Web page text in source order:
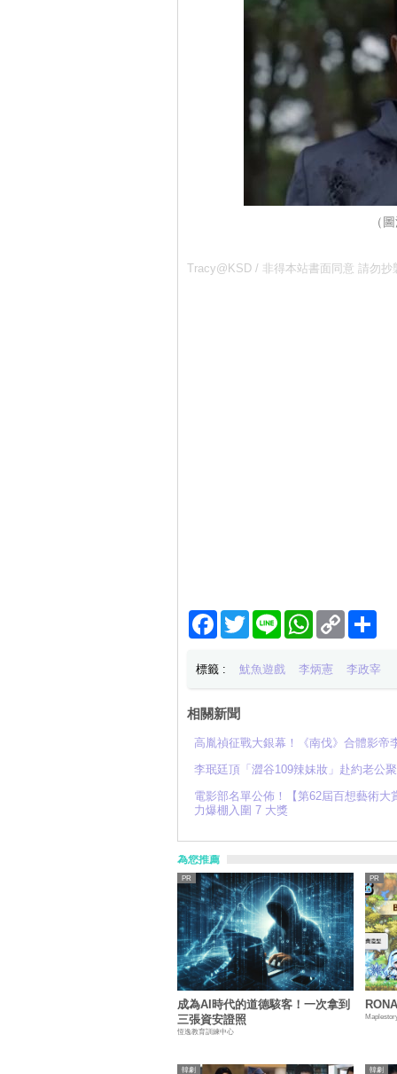
（
Tracy@KSD / 非得本站書面同意 請勿
Facebook
TwitterLine WhatsApp
Copy
Link
分
標籤 : 魷魚遊戲 李炳憲 李政宰
相關新聞
高胤禎征戰大銀幕！《南伐》合體影帝
李珉廷頂「澀谷109辣妹妝」赴約老公
電影部名單公佈！【第62屆百想藝術
力爆棚入圍 7 大獎
為您推薦
成為AI時代的道德駭客！一次拿到
三張資安證照
恆逸教育訓練中心
韓劇 韓劇